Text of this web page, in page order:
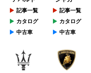
記事一覧
カタログ
中古車
記事一覧
カタログ
中古車